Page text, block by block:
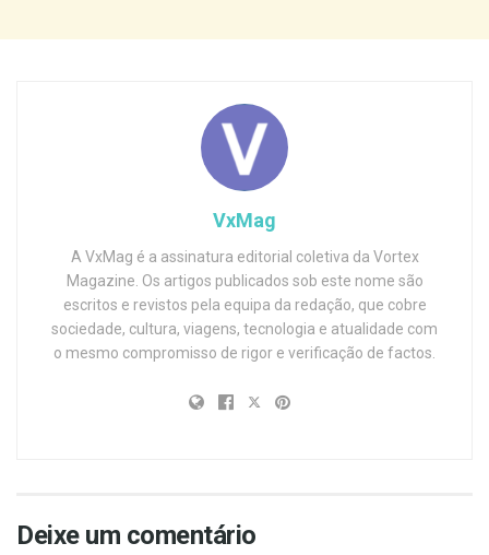
VxMag
A VxMag é a assinatura editorial coletiva da Vortex
Magazine. Os artigos publicados sob este nome são
escritos e revistos pela equipa da redação, que cobre
sociedade, cultura, viagens, tecnologia e atualidade com
o mesmo compromisso de rigor e verificação de factos.
Deixe um comentário